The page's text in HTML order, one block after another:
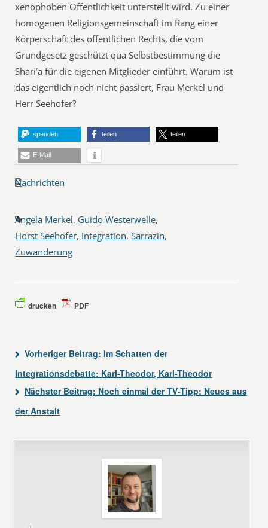
xenophoben Öffentlichkeit unterstellt wird. Zu einer
homogenen Religionsgemeinschaft im Rang einer
Körperschaft des öffentlichen Rechts, die vom
Grundgesetz geschützt qua Selbstbestimmung die
Shari’a für die eigenen Mitglieder einführt. Warum ist
das eigentlich noch nicht passiert, Frau Merkel und
Herr Seehofer?
spenden teilen teilen
E-Mail
Nachrichten
Angela Merkel, Guido Westerwelle,
Horst Seehofer, Integration,Sarrazin,
Zuwanderung
drucken PDF
Vorheriger Beitrag: Im Schatten der
Integrationsdebatte: Karl-Theodor, Karl-Theodor
Nächster Beitrag: Noch einmal der TV-Tipp: Neues aus
der Anstalt